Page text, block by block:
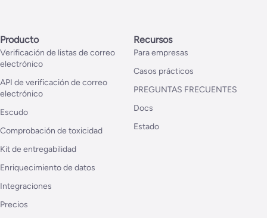
Producto
Verificación de listas de correo
electrónico
API de verificación de correo
electrónico
Escudo
Comprobación de toxicidad
Kit de entregabilidad
Enriquecimiento de datos
Integraciones
Precios
Recursos
Para empresas
Casos prácticos
PREGUNTAS FRECUENTES
Docs
Estado